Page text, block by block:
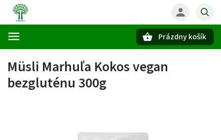
Prázdny košík
Müsli Marhuľa Kokos vegan
bezgluténu 300g